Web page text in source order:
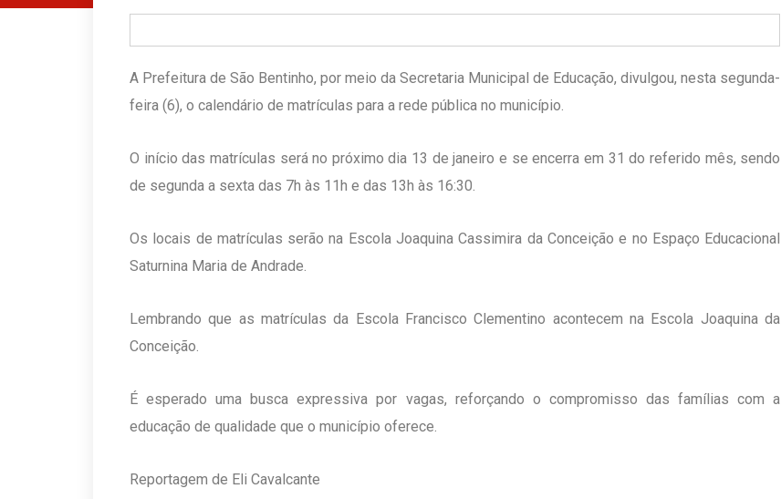
A Prefeitura de São Bentinho, por meio da Secretaria Municipal de Educação, divulgou, nesta segunda-
feira (6), o calendário de matrículas para a rede pública no município.
O início das matrículas será no próximo dia 13 de janeiro e se encerra em 31 do referido mês, sendo
de segunda a sexta das 7h às 11h e das 13h às 16:30.
Os locais de matrículas serão na Escola Joaquina Cassimira da Conceição e no Espaço Educacional
Saturnina Maria de Andrade.
Lembrando que as matrículas da Escola Francisco Clementino acontecem na Escola Joaquina da
Conceição.
É esperado uma busca expressiva por vagas, reforçando o compromisso das famílias com a
educação de qualidade que o município oferece.
Reportagem de Eli Cavalcante